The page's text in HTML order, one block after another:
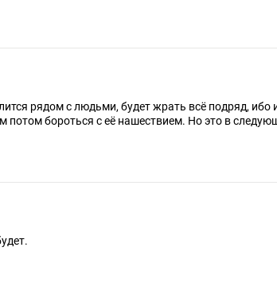
рядом с людьми, будет жрать всё подряд, ибо
потом бороться с её нашествием. Но это в